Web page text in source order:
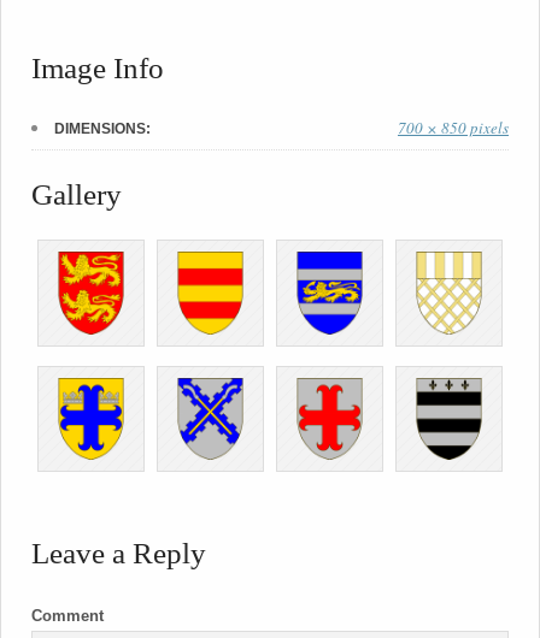
Image Info
DIMENSIONS: 700 × 850 pixels
Gallery
Leave a Reply
Comment